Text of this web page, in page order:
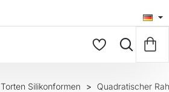
Torten Silikonformen Quadratischer